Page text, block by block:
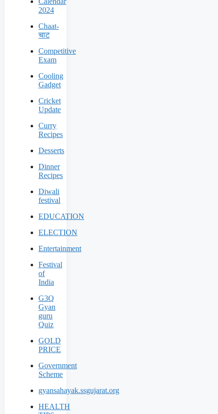
2024
Chaat-
चाट
Competitive
Exam
Cooling
Gadget
Cricket
Update
Curry
Recipes
Desserts
Dinner
Recipes
Diwali
festival
EDUCATION
ELECTION
Entertainment
Festival
of
India
G3Q
Gyan
guru
Quiz
GOLD
PRICE
Government
Scheme
gyansahayak.ssgujarat.org
HEALTH